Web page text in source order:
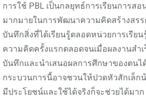
การใช้ PBL เป็นกลยุทธ์การเรียนการส
มากมายในการพัฒนาความคิดสร้างสรร
บันทึกสิ่งที่ได้เรียนรู้ตลอดหน่วยการเรียน
ความคิดครั้งแรกตลอดจนเมื่อผลงานสำ
บันทึกและนำเสนอผลการศึกษาของตนไ
กระบวนการนี้อาจชวนให้ปวดหัวสักเล็ก
มีประโยชน์และใช้ได้จริงก็จะช่วยได้มาก